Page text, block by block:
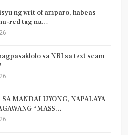
ng writ of amparo, habeas
red tag na…
sa NBI sa text scam
SA MANDALUYONG, NAPALAYA
“MASS…